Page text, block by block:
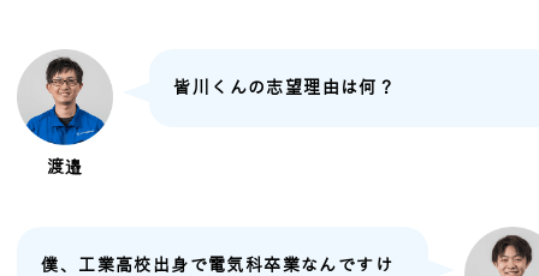
渡邉
皆川くんの志望理由は何？
僕、工業高校出身で電気科卒業なんですけ